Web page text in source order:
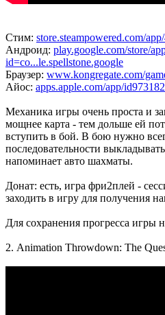
Стим: store.steampowered.com/
Андроид: play.google.com/store/
id=co...le.spellstone.google
Браузер: www.kongregate.com/
Айос: apps.apple.com/app/
Механика игры очень проста и
мощнее карта - тем дольше ей
вступить в бой. В бою нужно
последовательности
напоминает авто шахматы.
Донат: есть, игра фри2плей -
заходить в игру для получения
Для сохранения прогресса игры
2. Animation Throwdown: The